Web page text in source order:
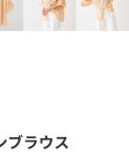
ブラウス